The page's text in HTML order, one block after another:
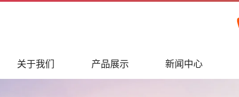
关于我们 产品展示 新闻中心